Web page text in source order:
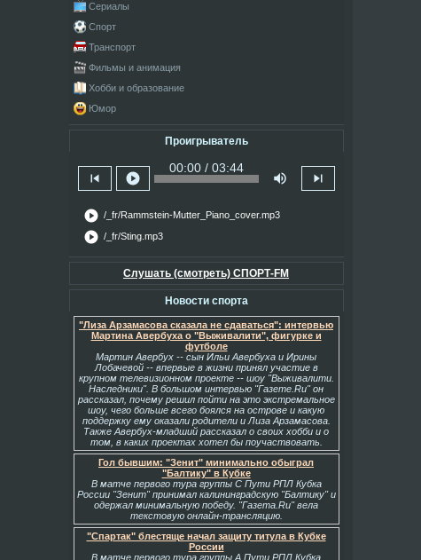
Сериалы
Спорт
Транспорт
Фильмы и анимация
Хобби и образование
Юмор
Проигрыватель
skip_previous play_circle
00:00 / 03:44
volume_up skip_next
play_circle /_fr/Rammstein-Mutter_Piano_cover.mp3
play_circle /_fr/Sting.mp3
Слушать (смотреть) СПОРТ-FM
Новости спорта
"Лиза Арзамасова сказала не сдаваться": интервью
Мартина Авербуха о "Выживалити", фигурке и
футболе
Мартин Авербух -- сын Ильи Авербуха и Ирины
Лобачевой -- впервые в жизни принял участие в
крупном телевизионном проекте -- шоу "Выживалити.
Наследники". В большом интервью "Газете.Ru" он
рассказал, почему решил пойти на это экстремальное
шоу, чего больше всего боялся на острове и какую
поддержку ему оказали родители и Лиза Арзамасова.
Также Авербух-младший рассказал о своих хобби и о
том, в каких проектах хотел бы поучаствовать.
Гол бывшим: "Зенит" минимально обыграл
"Балтику" в Кубке
В матче первого тура группы С Пути РПЛ Кубка
России "Зенит" принимал калининградскую "Балтику" и
одержал минимальную победу. "Газета.Ru" вела
текстовую онлайн-трансляцию.
"Спартак" блестяще начал защиту титула в Кубке
России
В матче первого тура группы А Пути РПЛ Кубка